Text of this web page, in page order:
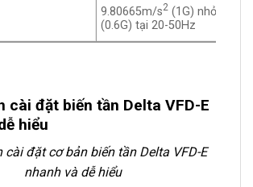
9.80665m/s2 (1G) nhỏ hơn
(0.6G) tại 20-50Hz
cài đặt biến tần Delta VFD-E
hiểu
cài đặt cơ bản biến tần Delta VFD-E
nhanh và dễ hiểu